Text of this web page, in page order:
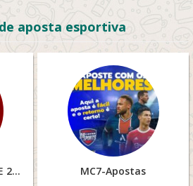
aposta esportiva
DICAS VIP DA MICHELLE 2🍀💰
MC7-Apostas